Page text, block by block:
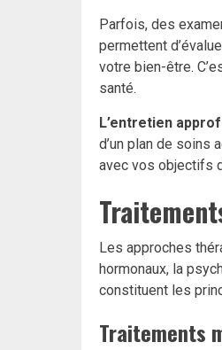
Parfois, des
permettent
votre bien-être.
santé.
L’entretien
d’un plan de soins
avec vos objectifs
Les approches
hormonaux, la
constituent les
Traitements